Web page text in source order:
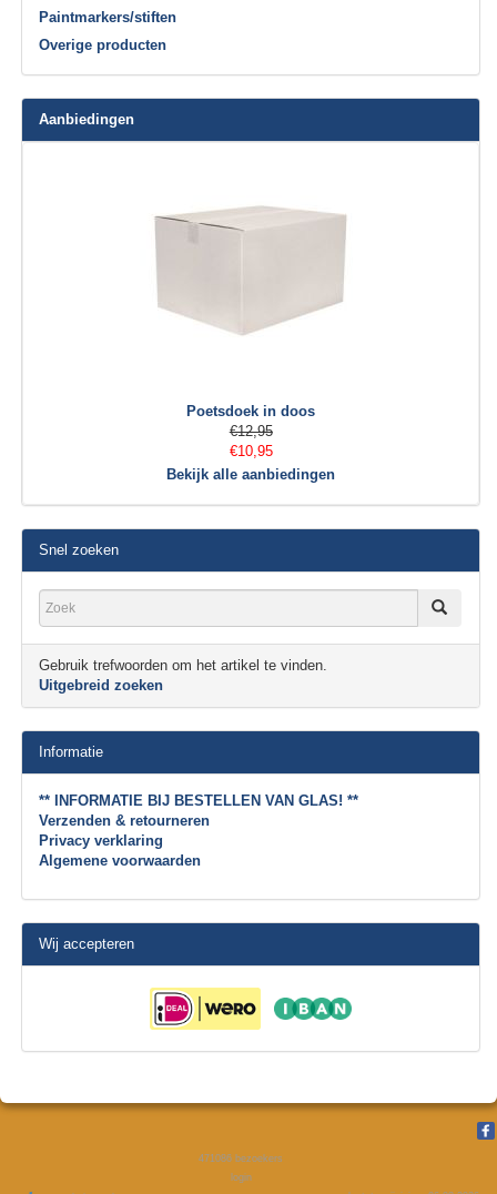
Paintmarkers/stiften
Overige producten
Aanbiedingen
Poetsdoek in doos
€12,95
€10,95
Bekijk alle aanbiedingen
Snel zoeken
Gebruik trefwoorden om het artikel te vinden.
Uitgebreid zoeken
Informatie
** INFORMATIE BIJ BESTELLEN VAN GLAS! **
Verzenden & retourneren
Privacy verklaring
Algemene voorwaarden
Wij accepteren
471086 bezoekers
login